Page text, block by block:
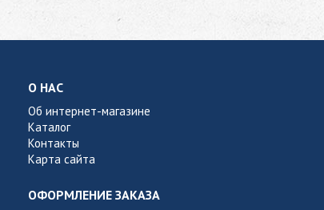
О НАС
Об интернет-магазине
Каталог
Контакты
Карта сайта
ОФОРМЛЕНИЕ ЗАКАЗА